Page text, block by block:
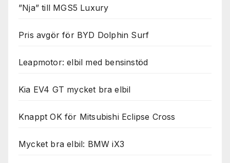
”Nja” till MGS5 Luxury
Pris avgör för BYD Dolphin Surf
Leapmotor: elbil med bensinstöd
Kia EV4 GT mycket bra elbil
Knappt OK för Mitsubishi Eclipse Cross
Mycket bra elbil: BMW iX3